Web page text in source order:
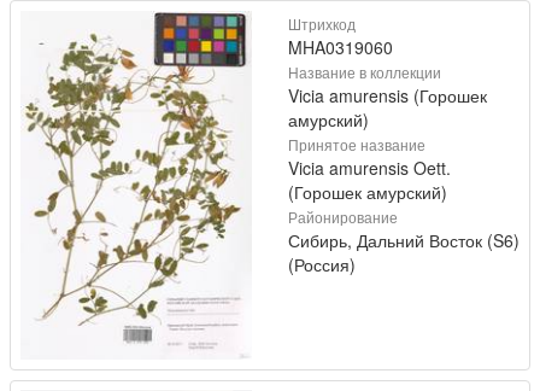
Штрихкод
MHA0319060
Название в коллекции
Vicia amurensis (Горошек
амурский)
Принятое название
Vicia amurensis Oett.
(Горошек амурский)
Районирование
Сибирь, Дальний Восток (S6)
(Россия)